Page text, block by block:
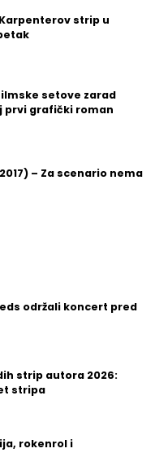
strip u
setove zarad
prvi grafički roman
(2017) – Za scenario nema
održali koncert pred
strip autora 2026:
stripa
rokenrol i